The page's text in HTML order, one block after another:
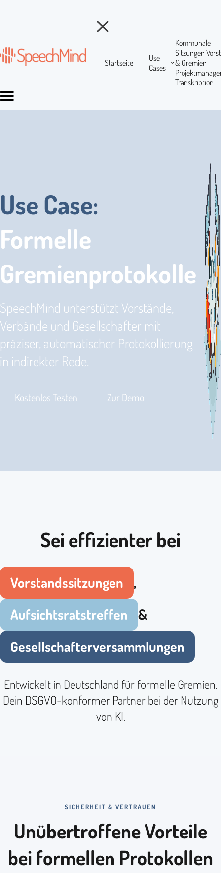
Startseite
Use
Cases
Kommunale
Sitzungen
& Gremien
Transkription
Use Case:
Formelle
Gremienprotokolle
SpeechMind unterstützt Vorstände,
Verbände und Gesellschafter mit
präziser, automatischer Protokollierung
in indirekter Rede.
Kostenlos Testen Zur Demo
Sei effizienter bei
Vorstandssitzungen
,
Aufsichtsratstreffen
&
Gesellschafterversammlungen
Entwickelt in Deutschland für formelle Gremien.
Dein DSGVO-konformer Partner bei der Nutzung
von KI.
SICHERHEIT & VERTRAUEN
Unübertroffene Vorteile
bei formellen Protokollen